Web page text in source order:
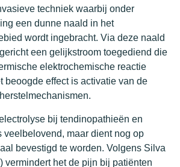
techniek waarbij onder
een dunne naald in het
wordt ingebracht. Via deze naald
een gelijkstroom toegediend die
elektrochemische reactie
beoogde effect is activatie van de
bij tendinopathieën en
veelbelovend, maar dient nog op
bevestigd te worden. Volgens Silva
vermindert het de pijn bij patiënten